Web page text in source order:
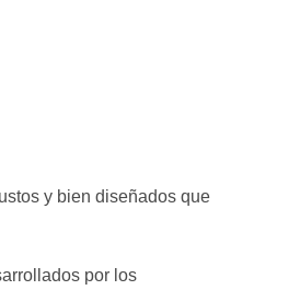
y bien diseñados que
por los